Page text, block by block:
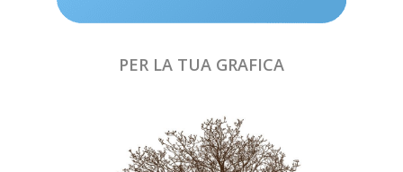
PER LA TUA GRAFICA